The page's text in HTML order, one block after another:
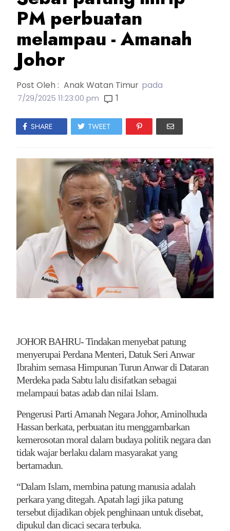
PM perbuatan
melampau - Amanah
Johor
Post Oleh : Anak Watan Timur pada
7/29/2025 11:23:00 pm 1
SHARE TWEET
JOHOR BAHRU- Tindakan menyebat patung
menyerupai Perdana Menteri, Datuk Seri Anwar
Ibrahim semasa Himpunan Turun Anwar di Dataran
Merdeka pada Sabtu lalu disifatkan sebagai
melampaui batas adab dan nilai Islam.
Pengerusi Parti Amanah Negara Johor, Aminolhuda
Hassan berkata, perbuatan itu menggambarkan
kemerosotan moral dalam budaya politik negara dan
tidak wajar berlaku dalam masyarakat yang
bertamadun.
“Dalam Islam, membina patung manusia adalah
perkara yang ditegah. Apatah lagi jika patung
tersebut dijadikan objek penghinaan untuk disebat,
dipukul dan dicaci secara terbuka.